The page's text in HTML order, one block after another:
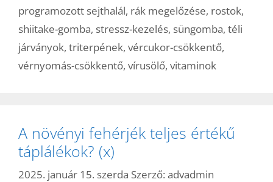
programozott sejthalál, rák megelőzése, rostok,
shiitake-gomba, stressz-kezelés, süngomba, téli
járványok, triterpének, vércukor-csökkentő,
vérnyomás-csökkentő, vírusölő, vitaminok
A növényi fehérjék teljes értékű
táplálékok? (x)
2025. január 15. szerda Szerző: advadmin